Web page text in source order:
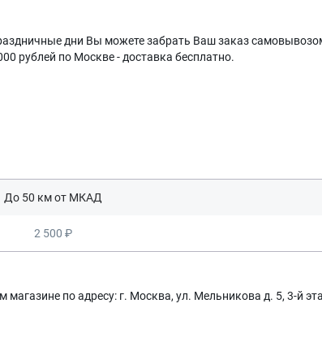
дни Вы можете забрать Ваш заказ
рублей по Москве - доставка бесплатно.
До 50 км от МКАД
2 500 ₽
по адресу: г. Москва, ул. Мельникова д. 5, 3-й
отправлены